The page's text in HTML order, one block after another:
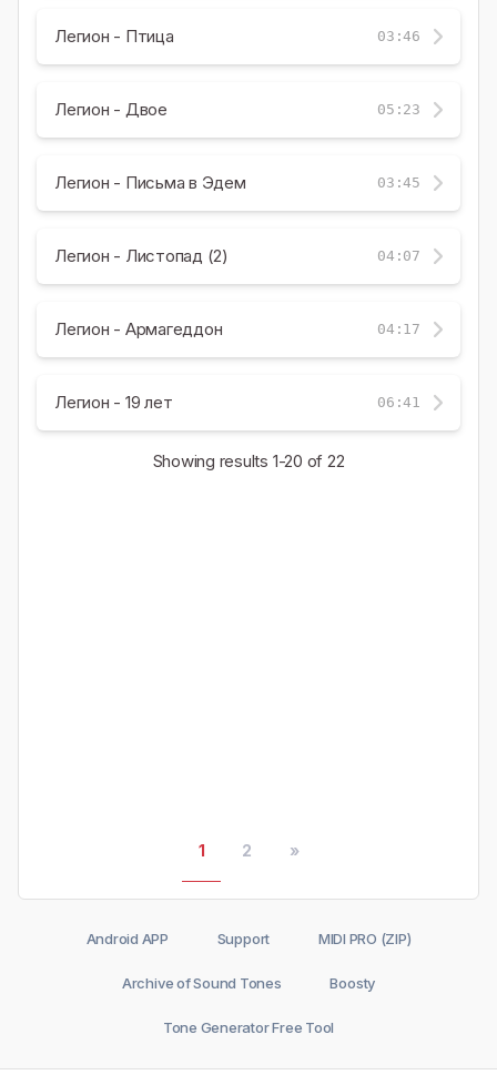
Легион - Птица 03:46
Легион - Двое 05:23
Легион - Письма в Эдем 03:45
Легион - Листопад (2) 04:07
Легион - Армагеддон 04:17
Легион - 19 лет 06:41
Showing results 1-20 of 22
1 2 »
Android APP Support MIDI PRO (ZIP)
Archive of Sound Tones Boosty
Tone Generator Free Tool